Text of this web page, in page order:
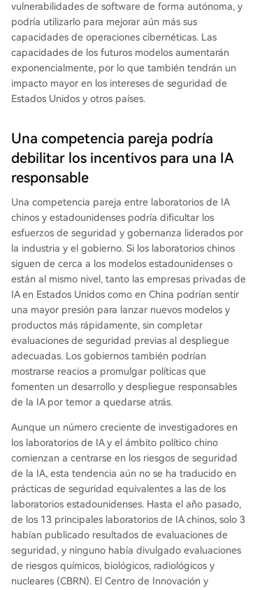
vulnerabilidades de software de forma autónoma, y
podría utilizarlo para mejorar aún más sus
capacidades de operaciones cibernéticas. Las
capacidades de los futuros modelos aumentarán
exponencialmente, por lo que también tendrán un
impacto mayor en los intereses de seguridad de
Estados Unidos y otros países.
Una competencia pareja podría
debilitar los incentivos para una IA
responsable
Una competencia pareja entre laboratorios de IA
chinos y estadounidenses podría dificultar los
esfuerzos de seguridad y gobernanza liderados por
la industria y el gobierno. Si los laboratorios chinos
siguen de cerca a los modelos estadounidenses o
están al mismo nivel, tanto las empresas privadas de
IA en Estados Unidos como en China podrían sentir
una mayor presión para lanzar nuevos modelos y
productos más rápidamente, sin completar
evaluaciones de seguridad previas al despliegue
adecuadas. Los gobiernos también podrían
mostrarse reacios a promulgar políticas que
fomenten un desarrollo y despliegue responsables
de la IA por temor a quedarse atrás.
Aunque un número creciente de investigadores en
los laboratorios de IA y el ámbito político chino
comienzan a centrarse en los riesgos de seguridad
de la IA, esta tendencia aún no se ha traducido en
prácticas de seguridad equivalentes a las de los
laboratorios estadounidenses. Hasta el año pasado,
de los 13 principales laboratorios de IA chinos, solo 3
habían publicado resultados de evaluaciones de
seguridad, y ninguno había divulgado evaluaciones
de riesgos químicos, biológicos, radiológicos y
nucleares (CBRN). El Centro de Innovación y